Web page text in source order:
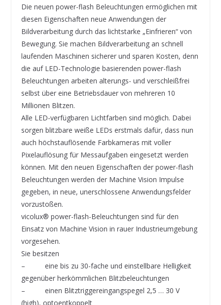
Die neuen power-flash Beleuchtungen ermöglichen mit
diesen Eigenschaften neue Anwendungen der
Bildverarbeitung durch das lichtstarke „Einfrieren“ von
Bewegung. Sie machen Bildverarbeitung an schnell
laufenden Maschinen sicherer und sparen Kosten, denn
die auf LED-Technologie basierenden power-flash
Beleuchtungen arbeiten alterungs- und verschleißfrei
selbst über eine Betriebsdauer von mehreren 10
Millionen Blitzen.
Alle LED-verfügbaren Lichtfarben sind möglich. Dabei
sorgen blitzbare weiße LEDs erstmals dafür, dass nun
auch höchstauflösende Farbkameras mit voller
Pixelauflösung für Messaufgaben eingesetzt werden
können. Mit den neuen Eigenschaften der power-flash
Beleuchtungen werden der Machine Vision Impulse
gegeben, in neue, unerschlossene Anwendungsfelder
vorzustoßen.
vicolux® power-flash-Beleuchtungen sind für den
Einsatz von Machine Vision in rauer Industrieumgebung
vorgesehen.
Sie besitzen
– eine bis zu 30-fache und einstellbare Helligkeit
gegenüber herkömmlichen Blitzbeleuchtungen
– einen Blitztriggereingangspegel 2,5 … 30 V
(high), optoentkoppelt